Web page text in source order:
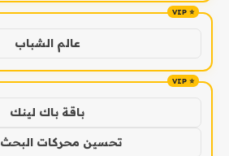
عالم الشباب
باقة باك لينك
تحسين محركات البحث SEO